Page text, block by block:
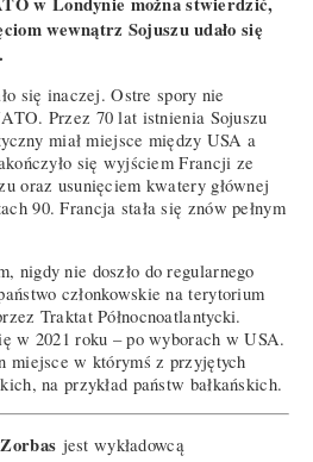
wewnątrz Sojuszu udało się
się inaczej. Ostre spory nie
Przez 70 lat istnienia Sojuszu
miał miejsce między USA a
się wyjściem Francji ze
oraz usunięciem kwatery głównej
90. Francja stała się znów pełnym
nigdy nie doszło do regularnego
członkowskie na terytorium
Traktat Północnoatlantycki.
w 2021 roku – po wyborach w USA.
miejsce w którymś z przyjętych
na przykład państw bałkańskich.
jest wykładowcą